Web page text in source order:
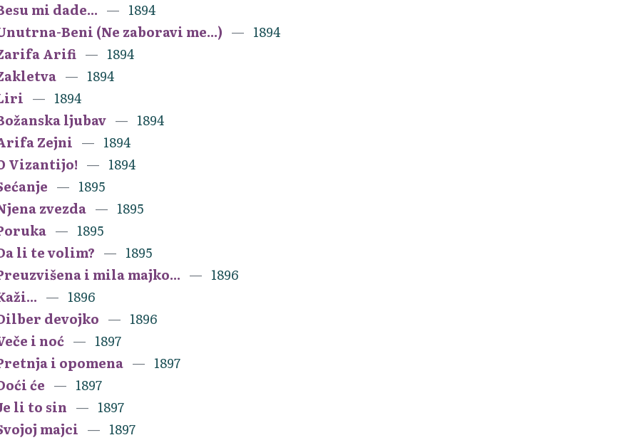
mi dade...
1894
Beni (Ne zaboravi me...)
1894
Arifi
1894
1894
1894
ljubav
1894
Zejni
1894
Vizantijo!
1894
1895
zvezda
1895
1895
li te volim?
1895
i mila majko...
1896
1896
devojko
1896
i noć
1897
i opomena
1897
će
1897
li to sin
1897
majci
1897